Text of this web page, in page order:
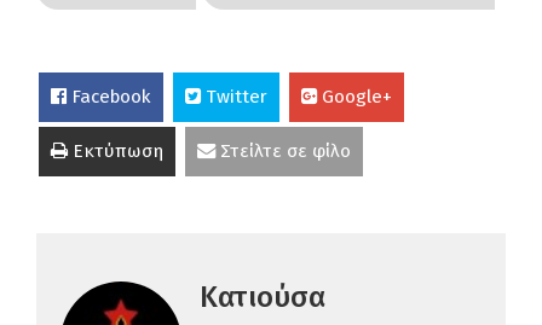
Facebook Twitter Google+
Εκτύπωση Στείλτε σε φίλο
Κατιούσα